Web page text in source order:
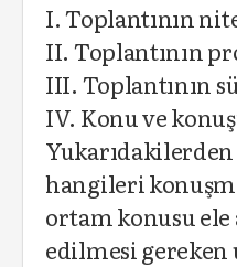
I. Toplantının
II. Toplantının
III. Toplantının
IV. Konu ve
hangileri
ortam konusu
edilmesi